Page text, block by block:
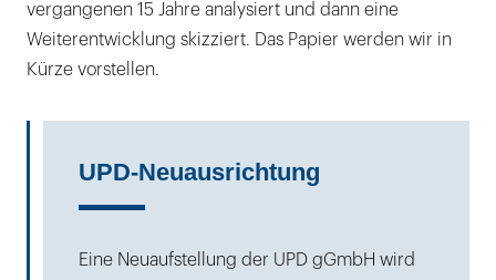
vergangenen 15 Jahre analysiert und dann eine
Weiterentwicklung skizziert. Das Papier werden wir in
Kürze vorstellen.
UPD-Neuausrichtung
Eine Neuaufstellung der UPD gGmbH wird